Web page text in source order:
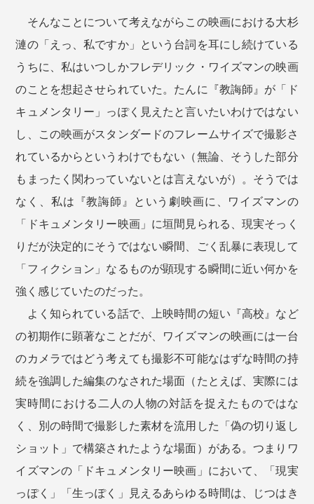
そんなことについて考えながらこの映画における大杉
漣の「えっ、私ですか」という台詞を耳にし続けている
うちに、私はいつしかフレデリック・ワイズマンの映画
のことを想起させられていた。たんに『教誨師』が「ド
キュメンタリー」っぽく見えたと言いたいわけではない
し、この映画がスタンダードのフレームサイズで撮影さ
れているからというわけでもない（無論、そうした部分
もまったく関わっていないとは言えないが）。そうでは
なく、私は『教誨師』という劇映画に、ワイズマンの
「ドキュメンタリー映画」に垣間見られる、現実そっく
りだが決定的にそうではない瞬間、ごく乱暴に表現して
「フィクション」なるものが顕現する瞬間に近い何かを
強く感じていたのだった。
よく知られている話で、上映時間の短い『高校』など
の初期作に顕著なことだが、ワイズマンの映画には一台
のカメラではどう考えても撮影不可能なはずな時間の持
続を強調した編集のなされた場面（たとえば、実際には
実時間における二人の人物の対話を捉えたものではな
く、別の時間で撮影した素材を流用した「偽の切り返し
ショット」で構築されたような場面）がある。つまりワ
イズマンの「ドキュメンタリー映画」において、「現実
っぽく」「生っぽく」見えるあらゆる時間は、じつはき